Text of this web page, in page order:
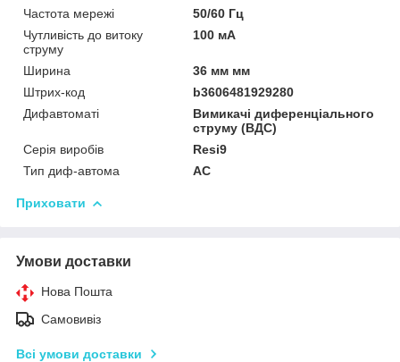
Частота мережі
50/60 Гц
Чутливість до витоку
струму
100 мА
Ширина
36 мм мм
Штрих-код
b3606481929280
Дифавтоматі
Вимикачі диференціального
струму (ВДС)
Серія виробів
Resi9
Тип диф-автома
AC
Приховати
Умови доставки
Нова Пошта
Самовивіз
Всі умови доставки